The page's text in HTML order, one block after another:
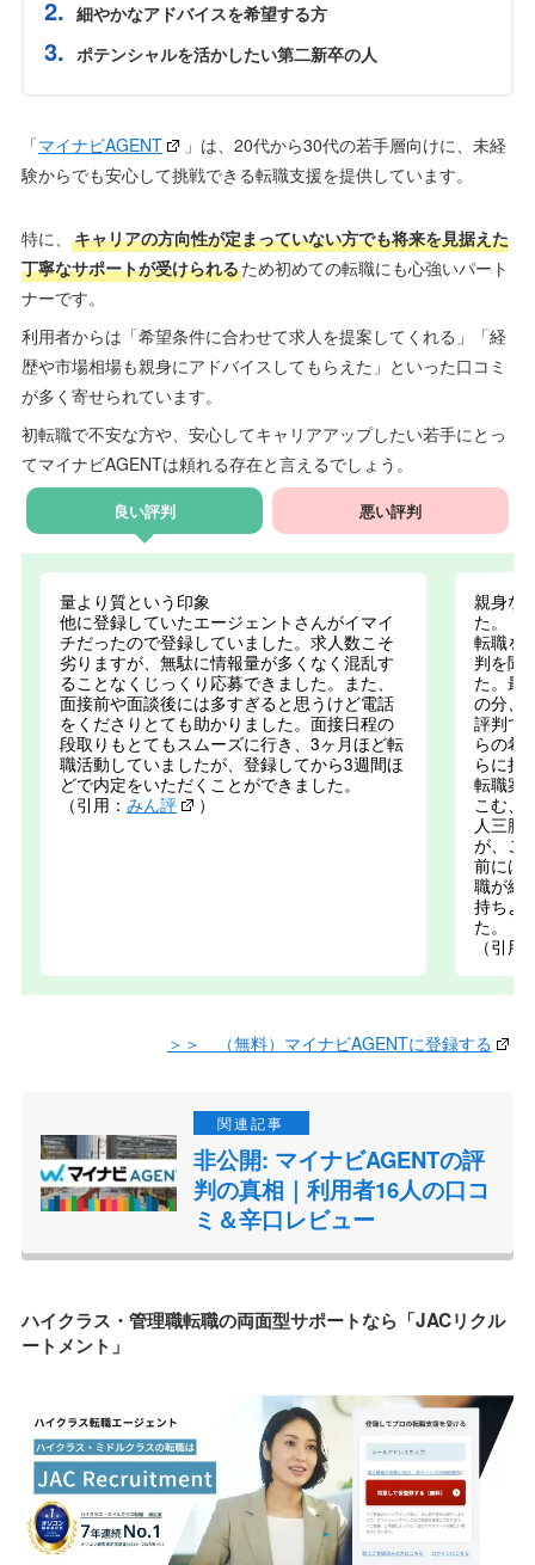
細やかなアドバイスを希望する方
ポテンシャルを活かしたい第二新卒の人
「マイナビAGENT
」は、20代から30代の若手層向けに、未経
験からでも安心して挑戦できる転職支援を提供しています。
特に、 キャリアの方向性が定まっていない方でも将来を見据えた
丁寧なサポートが受けられるため初めての転職にも心強いパート
ナーです。
利用者からは「希望条件に合わせて求人を提案してくれる」「経
歴や市場相場も親身にアドバイスしてもらえた」といった口コミ
が多く寄せられています。
初転職で不安な方や、安心してキャリアアップしたい若手にとっ
てマイナビAGENTは頼れる存在と言えるでしょう。
良い評判 悪い評判
量より質という印象
他に登録していたエージェントさんがイマイ
チだったので登録していました。求人数こそ
劣りますが、無駄に情報量が多くなく混乱す
ることなくじっくり応募できました。また、
面接前や面談後には多すぎると思うけど電話
をくださりとても助かりました。面接日程の
段取りもとてもスムーズに行き、3ヶ月ほど転
職活動していましたが、登録してから3週間ほ
どで内定をいただくことができました。
（引用：みん評 ）
親身な
た。
転職を
判を聞
た。最
の分、
評判で
らの希
らに担
転職案
こむ、
人三脚
が、こ
前には
職が終
持ちよ
た。
（引用
＞＞ （無料）マイナビAGENTに登録する
非公開: マイナビAGENTの評
判の真相｜利用者16人の口コ
ミ＆辛口レビュー
ハイクラス・管理職転職の両面型サポートなら「JACリクル
ートメント」